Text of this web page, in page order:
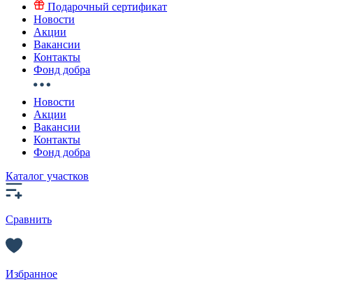
Подарочный сертификат
Новости
Акции
Вакансии
Контакты
Фонд добра
Новости
Акции
Вакансии
Контакты
Фонд добра
Каталог участков
Сравнить
Избранное